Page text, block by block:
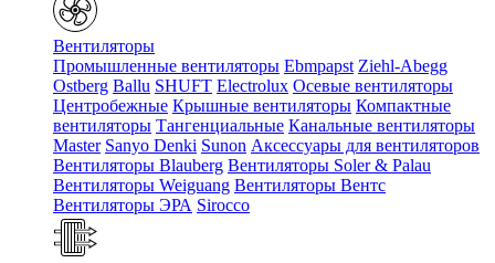
Вентиляторы
Промышленные вентиляторы Ebmpapst Ziehl-Abegg
Ostberg Ballu SHUFT Electrolux Осевые вентиляторы
Центробежные Крышные вентиляторы Компактные
вентиляторы Тангенциальные Канальные вентиляторы
Master Sanyo Denki Sunon Аксессуары для вентиляторов
Вентиляторы Blauberg Вентиляторы Soler & Palau
Вентиляторы Weiguang Вентиляторы Вентс
Вентиляторы ЭРА Sirocco